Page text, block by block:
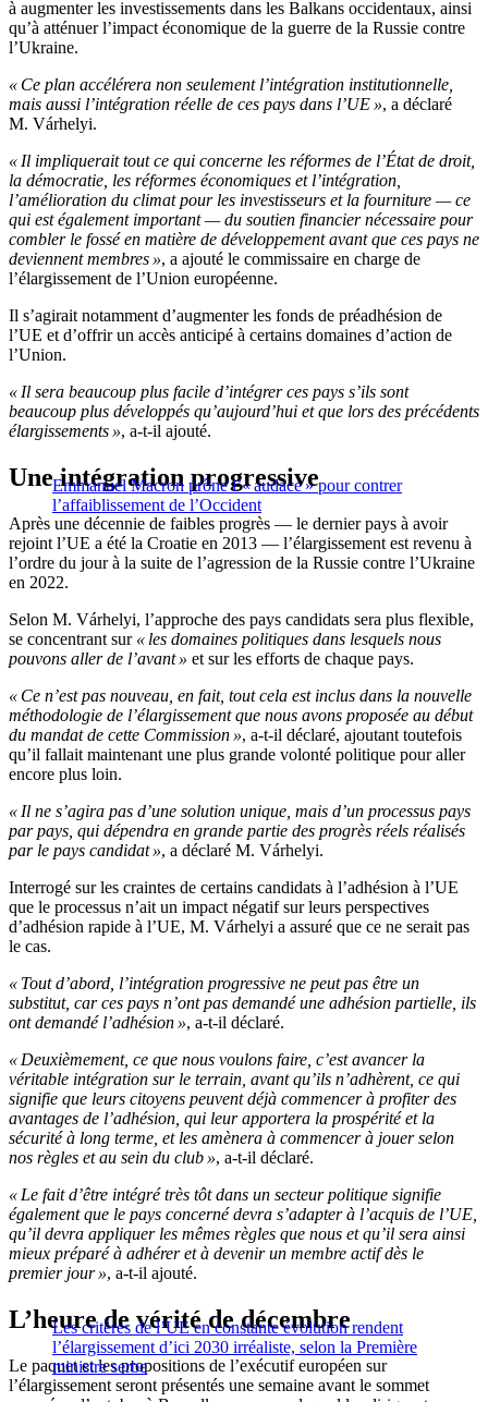
à augmenter les investissements dans les Balkans occidentaux, ainsi
qu’à atténuer l’impact économique de la guerre de la Russie contre
l’Ukraine.
« Ce plan accélérera non seulement l’intégration institutionnelle,
mais aussi l’intégration réelle de ces pays dans l’UE », a déclaré
M. Várhelyi.
« Il impliquerait tout ce qui concerne les réformes de l’État de droit,
la démocratie, les réformes économiques et l’intégration,
l’amélioration du climat pour les investisseurs et la fourniture — ce
qui est également important — du soutien financier nécessaire pour
combler le fossé en matière de développement avant que ces pays ne
deviennent membres », a ajouté le commissaire en charge de
l’élargissement de l’Union européenne.
Il s’agirait notamment d’augmenter les fonds de préadhésion de
l’UE et d’offrir un accès anticipé à certains domaines d’action de
l’Union.
« Il sera beaucoup plus facile d’intégrer ces pays s’ils sont
beaucoup plus développés qu’aujourd’hui et que lors des précédents
élargissements », a-t-il ajouté.
Emmanuel Macron prône l’« audace » pour contrer
l’affaiblissement de l’Occident
Une intégration progressive
Après une décennie de faibles progrès — le dernier pays à avoir
rejoint l’UE a été la Croatie en 2013 — l’élargissement est revenu à
l’ordre du jour à la suite de l’agression de la Russie contre l’Ukraine
en 2022.
Selon M. Várhelyi, l’approche des pays candidats sera plus flexible,
se concentrant sur « les domaines politiques dans lesquels nous
pouvons aller de l’avant » et sur les efforts de chaque pays.
« Ce n’est pas nouveau, en fait, tout cela est inclus dans la nouvelle
méthodologie de l’élargissement que nous avons proposée au début
du mandat de cette Commission », a-t-il déclaré, ajoutant toutefois
qu’il fallait maintenant une plus grande volonté politique pour aller
encore plus loin.
« Il ne s’agira pas d’une solution unique, mais d’un processus pays
par pays, qui dépendra en grande partie des progrès réels réalisés
par le pays candidat », a déclaré M. Várhelyi.
Interrogé sur les craintes de certains candidats à l’adhésion à l’UE
que le processus n’ait un impact négatif sur leurs perspectives
d’adhésion rapide à l’UE, M. Várhelyi a assuré que ce ne serait pas
le cas.
« Tout d’abord, l’intégration progressive ne peut pas être un
substitut, car ces pays n’ont pas demandé une adhésion partielle, ils
ont demandé l’adhésion », a-t-il déclaré.
« Deuxièmement, ce que nous voulons faire, c’est avancer la
véritable intégration sur le terrain, avant qu’ils n’adhèrent, ce qui
signifie que leurs citoyens peuvent déjà commencer à profiter des
avantages de l’adhésion, qui leur apportera la prospérité et la
sécurité à long terme, et les amènera à commencer à jouer selon
nos règles et au sein du club », a-t-il déclaré.
« Le fait d’être intégré très tôt dans un secteur politique signifie
également que le pays concerné devra s’adapter à l’acquis de l’UE,
qu’il devra appliquer les mêmes règles que nous et qu’il sera ainsi
mieux préparé à adhérer et à devenir un membre actif dès le
premier jour », a-t-il ajouté.
Les critères de l’UE en constante évolution rendent
l’élargissement d’ici 2030 irréaliste, selon la Première
ministre serbe
L’heure de vérité de décembre
Le paquet et les propositions de l’exécutif européen sur
l’élargissement seront présentés une semaine avant le sommet